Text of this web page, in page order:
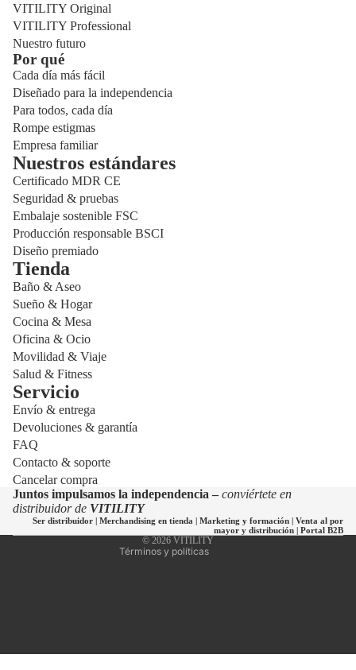
VITILITY Original
VITILITY Professional
Nuestro futuro
Por qué
Cada día más fácil
Diseñado para la independencia
Para todos, cada día
Rompe estigmas
Empresa familiar
Nuestros estándares
Certificado MDR CE
Seguridad & pruebas
Embalaje sostenible FSC
Producción responsable BSCI
Diseño premiado
Tienda
Baño & Aseo
Sueño & Hogar
Cocina & Mesa
Oficina & Ocio
Movilidad & Viaje
Salud & Fitness
Servicio
Envío & entrega
Devoluciones & garantía
FAQ
Contacto & soporte
Cancelar compra
Juntos impulsamos la independencia – conviértete en
distribuidor de VITILITY
Ser distribuidor | Merchandising en tienda | Marketing y formación | Venta al por
mayor y distribución | Portal B2B
© 2026 VITILITY
Términos y políticas
Política de privacidad
Política de reembolso
Información de contacto
Términos del servicio
Aviso legal